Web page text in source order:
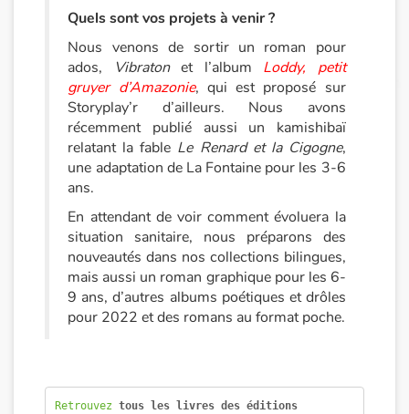
Quels sont vos projets à venir ?
Nous venons de sortir un roman pour
ados,
Vibratonet l’album Loddy, petit
gruyer d’Amazonie, qui est proposé sur
Storyplay’r d’ailleurs. Nous avons
récemment publié aussi un kamishibaï
relatant la fable Le Renard et la Cigogne,
une adaptation de La Fontaine pour les 3-6
ans.
En attendant de voir comment évoluera la
situation sanitaire, nous préparons des
nouveautés dans nos collections bilingues,
mais aussi un roman graphique pour les 6-
9 ans, d’autres albums poétiques et drôles
pour 2022 et des romans au format poche.
Retrouvez tous les livres des éditions